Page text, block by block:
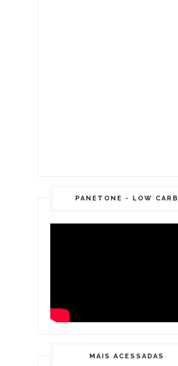
PANETONE - LOW CARB
MAIS ACESSADAS